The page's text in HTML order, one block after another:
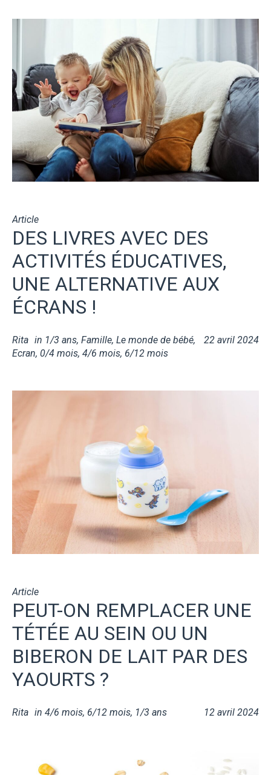
Article
DES LIVRES AVEC DES
ACTIVITÉS ÉDUCATIVES,
UNE ALTERNATIVE AUX
ÉCRANS !
22 avril 2024
Rita in 1/3 ans, Famille, Le monde de bébé,
Ecran, 0/4 mois, 4/6 mois, 6/12 mois
Article
PEUT-ON REMPLACER UNE
TÉTÉE AU SEIN OU UN
BIBERON DE LAIT PAR DES
YAOURTS ?
12 avril 2024
Rita in 4/6 mois, 6/12 mois, 1/3 ans